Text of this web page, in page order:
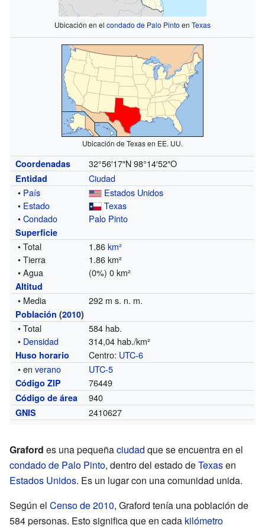
Ubicación en el condado de Palo Pinto en Texas
Ubicación de Texas en EE. UU.
Coordenadas 32°56′17″N 98°14′52″O
Entidad
Ciudad
• País
Estados Unidos
• Estado
Texas
•Condado Palo Pinto
Superficie
• Total 1.86km²
• Tierra
1.86 km²
• Agua
(0%) 0 km²
Altitud
• Media 292 m s. n. m.
Población (2010)
• Total
584 hab.
• Densidad 314,04 hab./km²
Huso horario Centro: UTC-6
• enverano UTC-5
Código ZIP 76449
Código de área 940
GNIS 2410627
Graford es una pequeñaciudad que se encuentra en el
condado de Palo Pinto, dentro del estado deTexasen
Estados Unidos. Es un lugar con una comunidad unida.
Según el Censo de 2010, Graford tenía una población de
584 personas. Esto significa que en cada kilómetro